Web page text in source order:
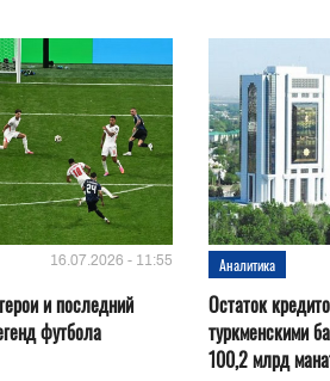
16.07.2026 - 11:55
и последний
футбола
Аналитика
Остаток
туркменскими
100,2 млрд